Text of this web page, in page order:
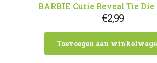
BARBIE Cutie Reveal Tie Die
€2,99
Toevoegen aan